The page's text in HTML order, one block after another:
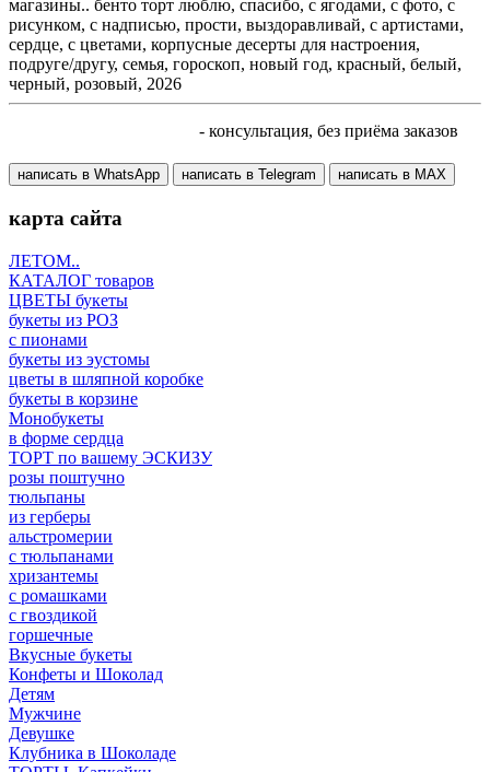
магазины.. бенто торт люблю, спасибо, с ягодами, с фото, с
рисунком, с надписью, прости, выздоравливай, с артистами,
сердце, с цветами, корпусные десерты для настроения,
подруге/другу, семья, гороскоп, новый год, красный, белый,
черный, розовый, 2026
- консультация, без приёма заказов
написать в WhatsApp написать в Telegram написать в МАХ
карта сайта
ЛЕТОМ..
КАТАЛОГ товаров
ЦВЕТЫ букеты
букеты из РОЗ
с пионами
букеты из эустомы
цветы в шляпной коробке
букеты в корзине
Монобукеты
в форме сердца
ТОРТ по вашему ЭСКИЗУ
розы поштучно
тюльпаны
из герберы
альстромерии
с тюльпанами
хризантемы
с ромашками
с гвоздикой
горшечные
Вкусные букеты
Конфеты и Шоколад
Детям
Мужчине
Девушке
Клубника в Шоколаде